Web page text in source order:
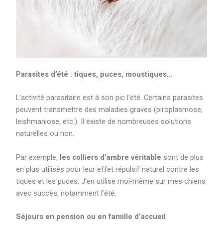
Parasites d’été : tiques, puces, moustiques…
L’activité parasitaire est à son pic l’été. Certains parasites
peuvent transmettre des maladies graves (piroplasmose,
leishmaniose, etc.). Il existe de nombreuses solutions
naturelles ou non.
Par exemple, les colliers d’ambre véritable sont de plus
en plus utilisés pour leur effet répulsif naturel contre les
tiques et les puces. J’en utilise moi-même sur mes chiens
avec succès, notamment l’été.
Séjours en pension ou en famille d’accueil